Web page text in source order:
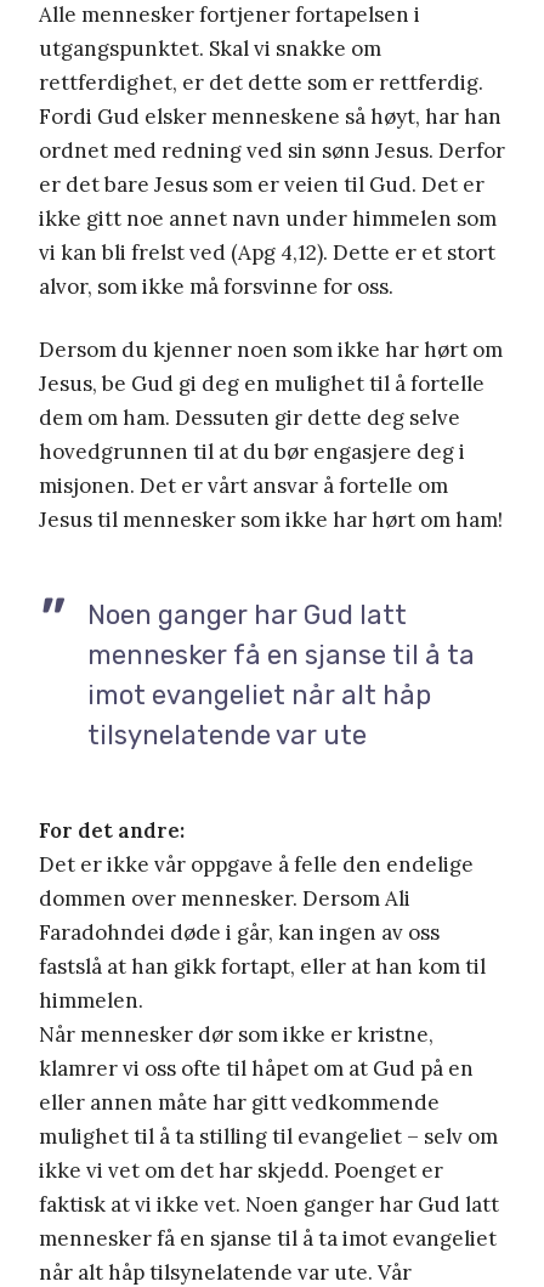
Alle mennesker fortjener fortapelsen i
utgangspunktet. Skal vi snakke om
rettferdighet, er det dette som er rettferdig.
Fordi Gud elsker menneskene så høyt, har han
ordnet med redning ved sin sønn Jesus. Derfor
er det bare Jesus som er veien til Gud. Det er
ikke gitt noe annet navn under himmelen som
vi kan bli frelst ved (Apg 4,12). Dette er et stort
alvor, som ikke må forsvinne for oss.
Dersom du kjenner noen som ikke har hørt om
Jesus, be Gud gi deg en mulighet til å fortelle
dem om ham. Dessuten gir dette deg selve
hovedgrunnen til at du bør engasjere deg i
misjonen. Det er vårt ansvar å fortelle om
Jesus til mennesker som ikke har hørt om ham!
Noen ganger har Gud latt
mennesker få en sjanse til å ta
imot evangeliet når alt håp
tilsynelatende var ute
For det andre:
Det er ikke vår oppgave å felle den endelige
dommen over mennesker. Dersom Ali
Faradohndei døde i går, kan ingen av oss
fastslå at han gikk fortapt, eller at han kom til
himmelen.
Når mennesker dør som ikke er kristne,
klamrer vi oss ofte til håpet om at Gud på en
eller annen måte har gitt vedkommende
mulighet til å ta stilling til evangeliet – selv om
ikke vi vet om det har skjedd. Poenget er
faktisk at vi ikke vet. Noen ganger har Gud latt
mennesker få en sjanse til å ta imot evangeliet
når alt håp tilsynelatende var ute. Vår